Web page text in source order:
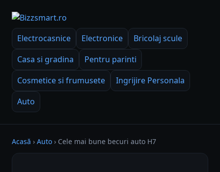
Electrocasnice Electronice
Bricolaj scule
Casa si gradina
Pentru parinti
Cosmetice si frumusete
Ingrijire Personala
Auto
Acasă › Auto › Cele mai bune becuri auto H7